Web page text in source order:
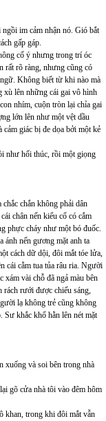
im cảm nhận nó. Gió bắt
gấp gáp.
cố ý nhưng trong trí óc
rất rõ ràng, nhưng cũng có
Không biết từ khi nào mà
xù lên những cái gai vô hình
nhím, cuộn tròn lại chỉa gai
lớn lên như một vệt dầu
giác bị đe dọa bởi một kẻ
như hối thúc, rồi một giọng
chắc chắn không phải dân
chân nến kiểu cổ có cắm
phực cháy như một bó đuốc.
ánh nến gương mặt anh ta
cách dữ dội, đôi mắt tóe lửa,
cái cằm tua tủa râu ria. Người
xám vài chỗ đã ngả màu bên
rách rưới được chiếu sáng,
lạ không trẻ cũng không
Sư khắc khổ hằn lên nét mặt
xuống và soi bên trong nhà
gõ cửa nhà tôi vào đêm hôm
khan, trong khi đôi mắt vẫn